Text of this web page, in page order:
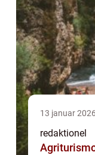
13 januar 2026
redaktionel